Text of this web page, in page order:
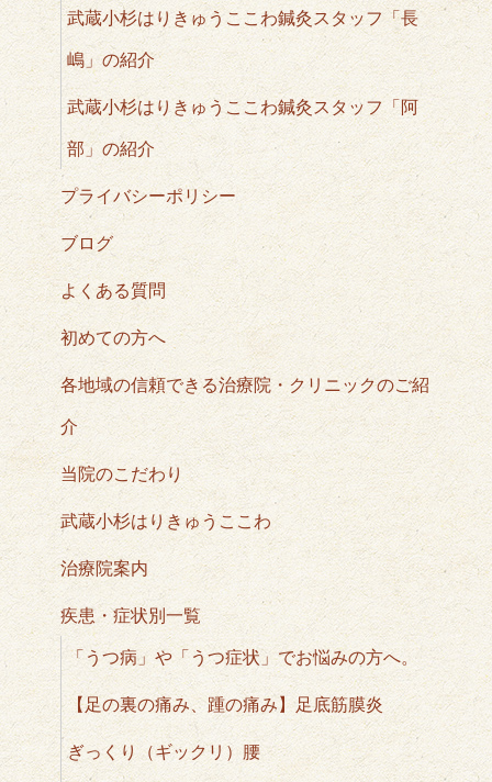
武蔵小杉はりきゅうここわ鍼灸スタッフ「長
嶋」の紹介
武蔵小杉はりきゅうここわ鍼灸スタッフ「阿
部」の紹介
プライバシーポリシー
ブログ
よくある質問
初めての方へ
各地域の信頼できる治療院・クリニックのご紹
介
当院のこだわり
武蔵小杉はりきゅうここわ
治療院案内
疾患・症状別一覧
「うつ病」や「うつ症状」でお悩みの方へ。
【足の裏の痛み、踵の痛み】足底筋膜炎
ぎっくり（ギックリ）腰